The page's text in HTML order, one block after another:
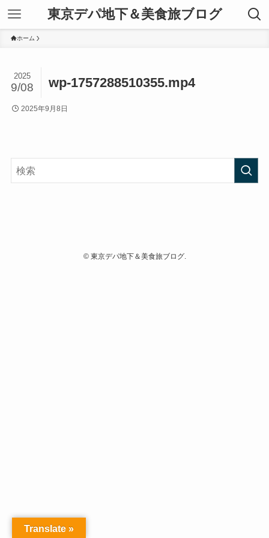
東京デパ地下＆美食旅ブログ
ホーム
wp-1757288510355.mp4
2025
9/08
2025年9月8日
©東京デパ地下＆美食旅ブログ.
Translate »